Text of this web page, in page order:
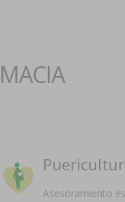
Asesoramiento